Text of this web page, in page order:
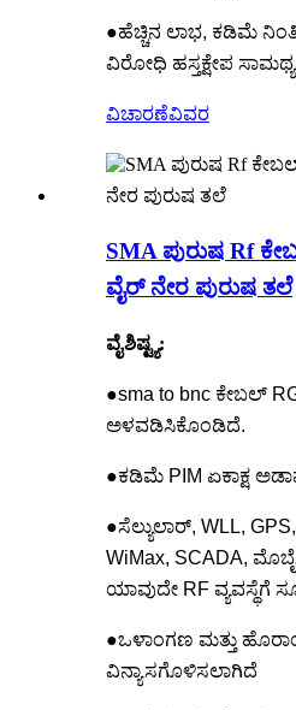
●ಹೆಚ್ಚಿನ ಲಾಭ, ಕಡಿಮೆ
ವಿರೋಧಿ ಹಸ್ತಕ್ಷೇಪ
ವಿಚಾರಣೆವಿವರ
SMA ಪುರುಷ Rf
ವೈರ್ ನೇರ ಪುರುಷ ತಲೆ
ವೈಶಿಷ್ಟ್ಯ:
●sma to bnc ಕೇಬಲ್
ಅಳವಡಿಸಿಕೊಂಡಿದೆ.
●ಕಡಿಮೆ PIM ಏಕಾಕ್ಷ
●ಸೆಲ್ಯುಲಾರ್, WLL,
WiMax, SCADA,
ಯಾವುದೇ RF ವ್ಯವಸ್ಥೆಗೆ
●ಒಳಾಂಗಣ ಮತ್ತು
ವಿನ್ಯಾಸಗೊಳಿಸಲಾಗಿದೆ